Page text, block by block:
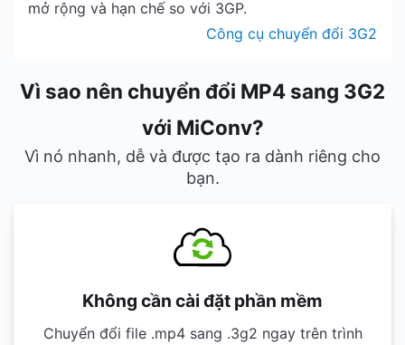
mở rộng và hạn chế so với 3GP.
Công cụ chuyển đổi 3G2
Vì sao nên chuyển đổi MP4 sang 3G2
với MiConv?
Vì nó nhanh, dễ và được tạo ra dành riêng cho
bạn.
Không cần cài đặt phần mềm
Chuyển đổi file .mp4 sang .3g2 ngay trên trình